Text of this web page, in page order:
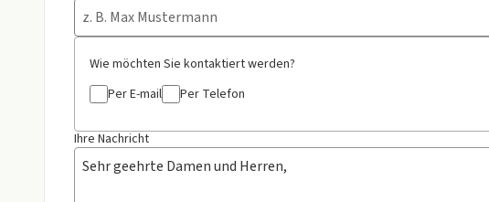
Wie möchten Sie kontaktiert werden?
Per E-mail
Per Telefon
Ihre Nachricht